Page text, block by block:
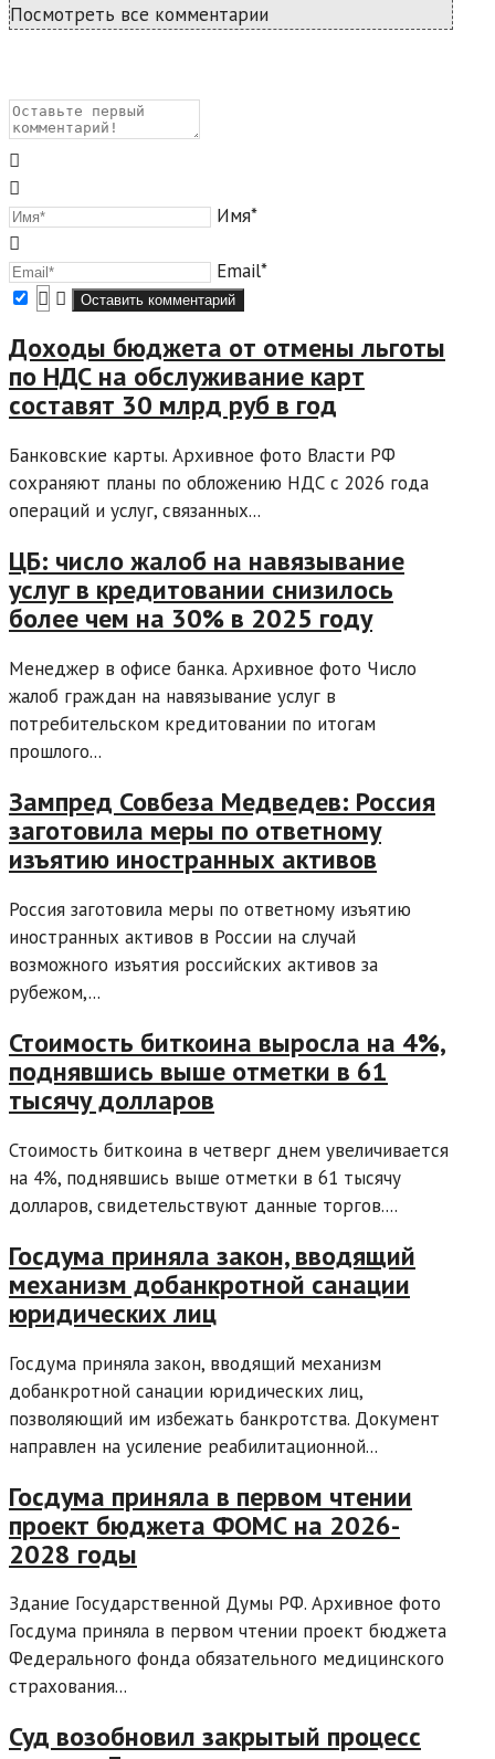
Посмотреть все комментарии
Имя*
Email*
Доходы бюджета от отмены льготы
по НДС на обслуживание карт
составят 30 млрд руб в год
Банковские карты. Архивное фото Власти РФ
сохраняют планы по обложению НДС с 2026 года
операций и услуг, связанных...
ЦБ: число жалоб на навязывание
услуг в кредитовании снизилось
более чем на 30% в 2025 году
Менеджер в офисе банка. Архивное фото Число
жалоб граждан на навязывание услуг в
потребительском кредитовании по итогам
прошлого...
Зампред Совбеза Медведев: Россия
заготовила меры по ответному
изъятию иностранных активов
Россия заготовила меры по ответному изъятию
иностранных активов в России на случай
возможного изъятия российских активов за
рубежом,...
Стоимость биткоина выросла на 4%,
поднявшись выше отметки в 61
тысячу долларов
Стоимость биткоина в четверг днем увеличивается
на 4%, поднявшись выше отметки в 61 тысячу
долларов, свидетельствуют данные торгов....
Госдума приняла закон, вводящий
механизм добанкротной санации
юридических лиц
Госдума приняла закон, вводящий механизм
добанкротной санации юридических лиц,
позволяющий им избежать банкротства. Документ
направлен на усиление реабилитационной...
Госдума приняла в первом чтении
проект бюджета ФОМС на 2026-
2028 годы
Здание Государственной Думы РФ. Архивное фото
Госдума приняла в первом чтении проект бюджета
Федерального фонда обязательного медицинского
страхования...
Суд возобновил закрытый процесс